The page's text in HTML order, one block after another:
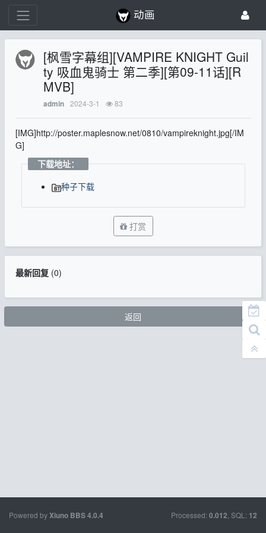
动画
[枫雪字幕组][VAMPIRE KNIGHT Guil
ty 吸血鬼骑士 第二季][第09-11话][R
MVB]
admin 2024-3-1 83
[IMG]http://poster.maplesnow.net/0810/vampireknight.jpg[/IM
G]
下载地址：
种子下载
打赏
最新回复(0)
返回
Powered byXiuno BBS4.0.4 Processed: 0.012 , SQL: 12